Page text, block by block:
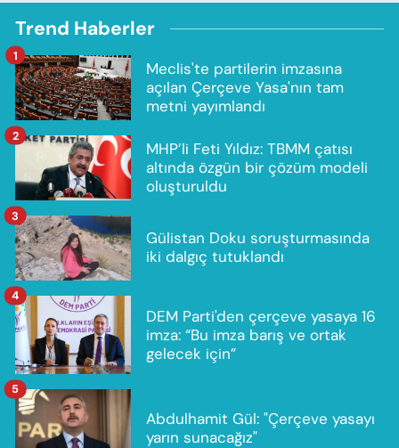
Trend Haberler
Meclis'te partilerin imzasına
açılan Çerçeve Yasa'nın tam
metni yayımlandı
1
MHP’li Feti Yıldız: TBMM çatısı
altında özgün bir çözüm modeli
oluşturuldu
2
Gülistan Doku soruşturmasında
iki dalgıç tutuklandı
3
DEM Parti'den çerçeve yasaya 16
imza: “Bu imza barış ve ortak
gelecek için”
4
Abdulhamit Gül: "Çerçeve yasayı
yarın sunacağız"
5